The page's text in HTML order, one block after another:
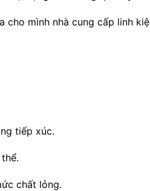
mình nhà cung cấp linh
tiếp xúc.
chất lỏng.